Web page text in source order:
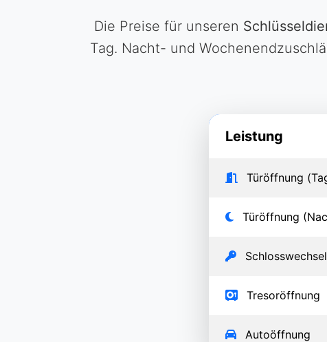
Die Preise für unseren
Tag. Nacht- und
Leistung
Türöffnung
Türöffnung
Schlosswechsel
Tresoröffnung
Autoöffnung